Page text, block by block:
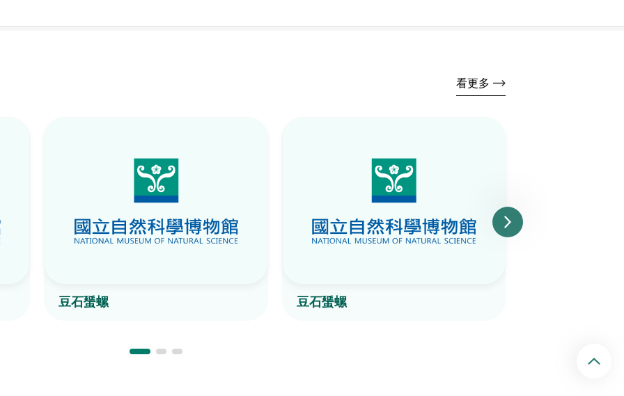
看更多
豆石蜑螺 豆石蜑螺
回頂端